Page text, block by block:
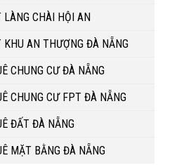
LÀNG CHÀI HỘI AN
KHU AN THƯỢNG ĐÀ NẴNG
CHUNG CƯ ĐÀ NẴNG
CHUNG CƯ FPT ĐÀ NẴNG
ĐẤT ĐÀ NẴNG
MẶT BẰNG ĐÀ NẴNG